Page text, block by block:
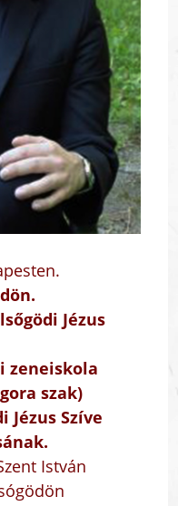
Jézus
zeneiskola
szak)
Jézus Szíve
István